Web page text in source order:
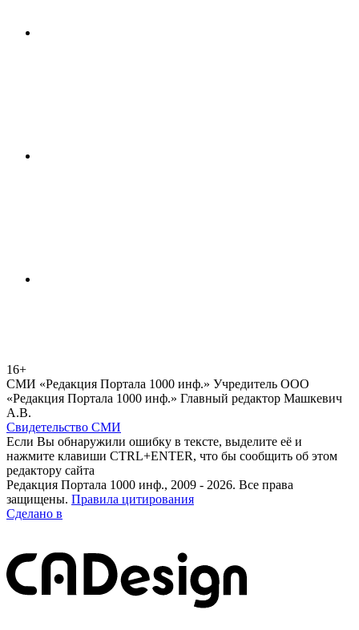
16+
СМИ «Редакция Портала 1000 инф.» Учредитель ООО
«Редакция Портала 1000 инф.» Главный редактор Машкевич
А.В.
Свидетельство СМИ
Если Вы обнаружили ошибку в тексте, выделите её и
нажмите клавиши CTRL+ENTER, что бы сообщить об этом
редактору сайта
Редакция Портала 1000 инф., 2009 - 2026. Все права
защищены. Правила цитирования
Сделано в